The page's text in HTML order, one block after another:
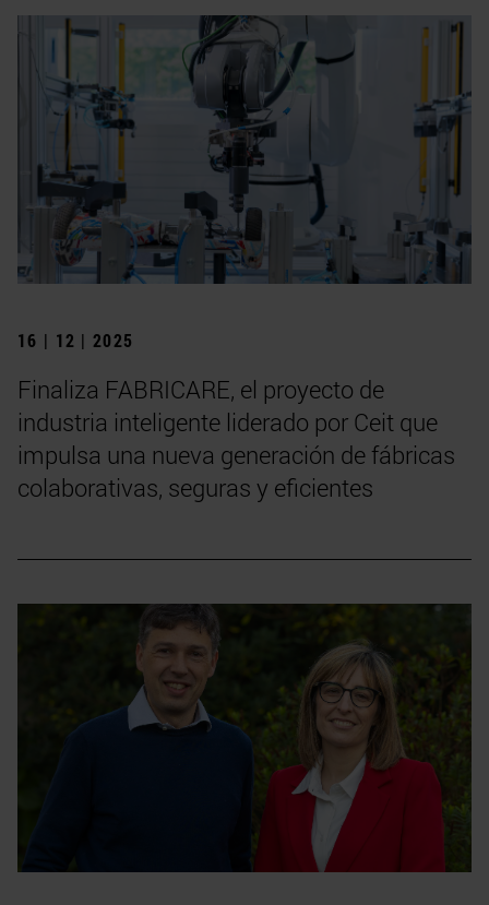
16 | 12 | 2025
Finaliza FABRICARE, el proyecto de
industria inteligente liderado por Ceit que
impulsa una nueva generación de fábricas
colaborativas, seguras y eficientes